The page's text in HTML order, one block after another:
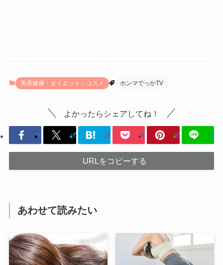
美容健康・ダイエット・コスメ ホンマでっかTV
よかったらシェアしてね！
URLをコピーする
あわせて読みたい